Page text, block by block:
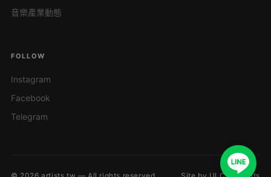
音樂產業動態
FOLLOW
Instagram
Facebook
Telegram